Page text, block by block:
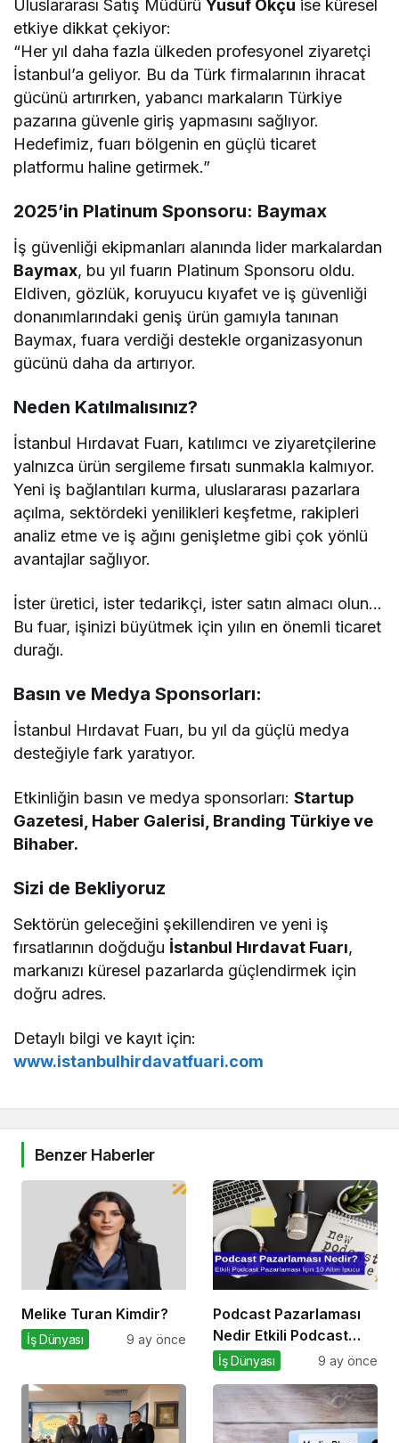
Uluslararası Satış Müdürü Yusuf Okçu ise küresel
etkiye dikkat çekiyor:
“Her yıl daha fazla ülkeden profesyonel ziyaretçi
İstanbul’a geliyor. Bu da Türk firmalarının ihracat
gücünü artırırken, yabancı markaların Türkiye
pazarına güvenle giriş yapmasını sağlıyor.
Hedefimiz, fuarı bölgenin en güçlü ticaret
platformu haline getirmek.”
2025’in Platinum Sponsoru: Baymax
İş güvenliği ekipmanları alanında lider markalardan
Baymax, bu yıl fuarın Platinum Sponsoru oldu.
Eldiven, gözlük, koruyucu kıyafet ve iş güvenliği
donanımlarındaki geniş ürün gamıyla tanınan
Baymax, fuara verdiği destekle organizasyonun
gücünü daha da artırıyor.
Neden Katılmalısınız?
İstanbul Hırdavat Fuarı, katılımcı ve ziyaretçilerine
yalnızca ürün sergileme fırsatı sunmakla kalmıyor.
Yeni iş bağlantıları kurma, uluslararası pazarlara
açılma, sektördeki yenilikleri keşfetme, rakipleri
analiz etme ve iş ağını genişletme gibi çok yönlü
avantajlar sağlıyor.
İster üretici, ister tedarikçi, ister satın almacı olun…
Bu fuar, işinizi büyütmek için yılın en önemli ticaret
durağı.
Basın ve Medya Sponsorları:
İstanbul Hırdavat Fuarı, bu yıl da güçlü medya
desteğiyle fark yaratıyor.
Etkinliğin basın ve medya sponsorları:Startup
Gazetesi, Haber Galerisi, Branding Türkiye ve
Bihaber.
Sizi de Bekliyoruz
Sektörün geleceğini şekillendiren ve yeni iş
fırsatlarının doğduğu İstanbul Hırdavat Fuarı,
markanızı küresel pazarlarda güçlendirmek için
doğru adres.
Detaylı bilgi ve kayıt için:
www.istanbulhirdavatfuari.com
Benzer Haberler
Melike Turan Kimdir?
İş Dünyası 9 ay önce
Podcast Pazarlaması
Nedir Etkili Podcast
Pazarlaması için 10
İş Dünyası 9 ay önce